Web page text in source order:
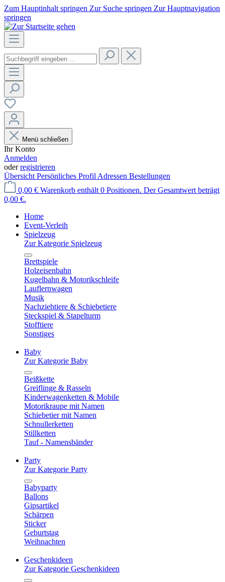
Zum Hauptinhalt springen Zur Suche springen Zur Hauptnavigation
springen
Menü schließen
Ihr Konto
Anmelden
oderregistrieren
Übersicht Persönliches Profil Adressen Bestellungen
0,00 € Warenkorb enthält 0 Positionen. Der Gesamtwert beträgt
0,00 €.
Home
Event-Verleih
Spielzeug
Zur Kategorie Spielzeug
Brettspiele
Holzeisenbahn
Kugelbahn & Motorikschleife
Lauflernwagen
Musik
Nachziehtiere & Schiebetiere
Steckspiel & Stapelturm
Stofftiere
Sonstiges
Baby
Zur Kategorie Baby
Beißkette
Greiflinge & Rasseln
Kinderwagenketten & Mobile
Motorikraupe mit Namen
Schiebetier mit Namen
Schnullerketten
Stillketten
Tauf - Namensbänder
Party
Zur Kategorie Party
Babyparty
Ballons
Gipsartikel
Schärpen
Sticker
Geburtstag
Weihnachten
Geschenkideen
Zur Kategorie Geschenkideen